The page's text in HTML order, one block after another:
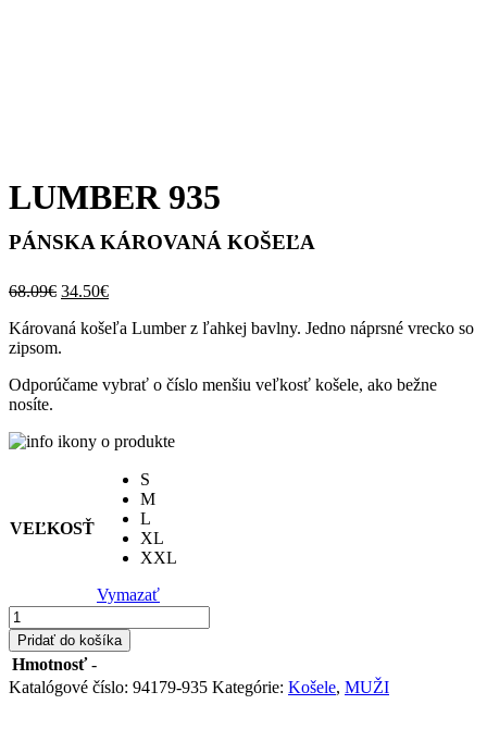
LUMBER 935
PÁNSKA KÁROVANÁ KOŠEĽA
68.09€ Pôvodná
bola:
68.09€.
34.50€Aktuálna
je:
Károvaná košeľa Lumber z ľahkej bavlny. Jedno náprsné vrecko so
zipsom.
Odporúčame vybrať o číslo menšiu veľkosť košele, ako bežne
nosíte.
VEĽKOSŤ
S
M
L
XL
XXL
Vymazať
množstvo
LUMBER
935
PÁNSKA
KÁROVANÁ
Pridať do košíka
Hmotnosť -
Katalógové číslo: 94179-935 Kategórie: Košele, MUŽI